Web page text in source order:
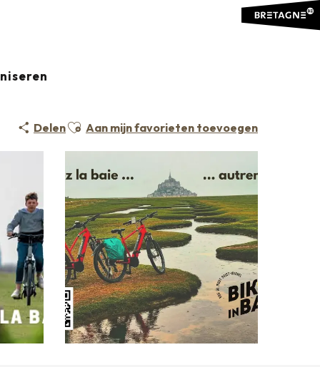
DelenAjouter aux favoris
Aan mijn favorieten toevoegen